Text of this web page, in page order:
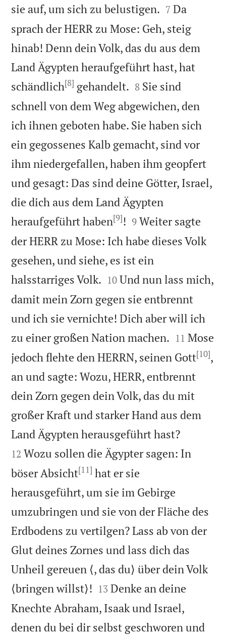
sie auf, um sich zu belustigen. 

7 Da
sprach der HERR zu Mose: Geh, steig
hinab! Denn dein Volk, das du aus dem
Land Ägypten heraufgeführt hast, hat
schändlich[8] gehandelt. 

8 Sie sind
schnell von dem Weg abgewichen, den
ich ihnen geboten habe. Sie haben sich
ein gegossenes Kalb gemacht, sind vor
ihm niedergefallen, haben ihm geopfert
und gesagt: Das sind deine Götter, Israel,
die dich aus dem Land Ägypten
heraufgeführt haben[9]! 

9 Weiter sagte
der HERR zu Mose: Ich habe dieses Volk
gesehen, und siehe, es ist ein
halsstarriges Volk. 

10 Und nun lass mich,
damit mein Zorn gegen sie entbrennt
und ich sie vernichte! Dich aber will ich
zu einer großen Nation machen. 

11 Mose
jedoch flehte den HERRN, seinen Gott[10],
an und sagte: Wozu, HERR, entbrennt
dein Zorn gegen dein Volk, das du mit
großer Kraft und starker Hand aus dem
Land Ägypten herausgeführt hast?
12 Wozu sollen die Ägypter sagen: In
böser Absicht[11] hat er sie
herausgeführt, um sie im Gebirge
umzubringen und sie von der Fläche des
Erdbodens zu vertilgen? Lass ab von der
Glut deines Zornes und lass dich das
Unheil gereuen ⟨, das du⟩ über dein Volk
⟨bringen willst⟩! 

13 Denke an deine
Knechte Abraham, Isaak und Israel,
denen du bei dir selbst geschworen und